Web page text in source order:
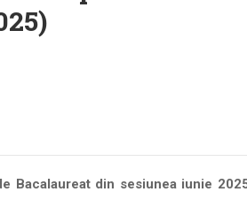
Bacalaureat din sesiunea iunie